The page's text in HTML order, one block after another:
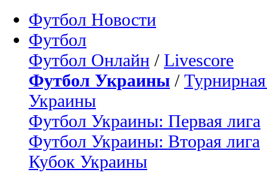
Футбол Новости
Футбол
Футбол Онлайн / Livescore
Футбол Украины /
Украины
Футбол Украины: Первая лига
Футбол Украины: Вторая лига
Кубок Украины